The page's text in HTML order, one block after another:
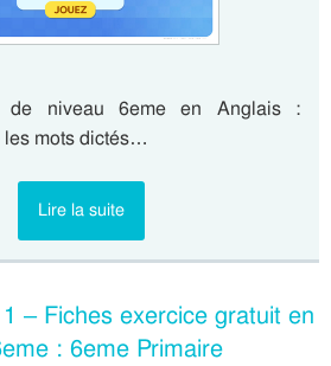
de niveau 6eme en Anglais :
les mots dictés…
Lire la suite
– Fiches exercice gratuit en
: 6eme Primaire